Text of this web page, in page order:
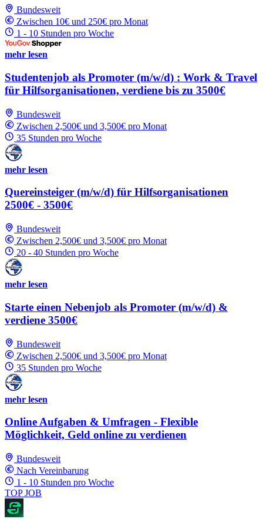
Bundesweit
Zwischen 10€ und 250€ pro Monat
1 - 10 Stunden pro Woche
mehr lesen
Studentenjob als Promoter (m/w/d) : Work & Travel
für Hilfsorganisationen, verdiene bis zu 3500€
Bundesweit
Zwischen 2,500€ und 3,500€ pro Monat
35 Stunden pro Woche
mehr lesen
Quereinsteiger (m/w/d) für Hilfsorganisationen
2500€ - 3500€
Bundesweit
Zwischen 2,500€ und 3,500€ pro Monat
20 - 40 Stunden pro Woche
mehr lesen
Starte einen Nebenjob als Promoter (m/w/d) &
verdiene 3500€
Bundesweit
Zwischen 2,500€ und 3,500€ pro Monat
35 Stunden pro Woche
mehr lesen
Online Aufgaben & Umfragen - Flexible
Möglichkeit, Geld online zu verdienen
Bundesweit
Nach Vereinbarung
1 - 10 Stunden pro Woche
TOP JOB